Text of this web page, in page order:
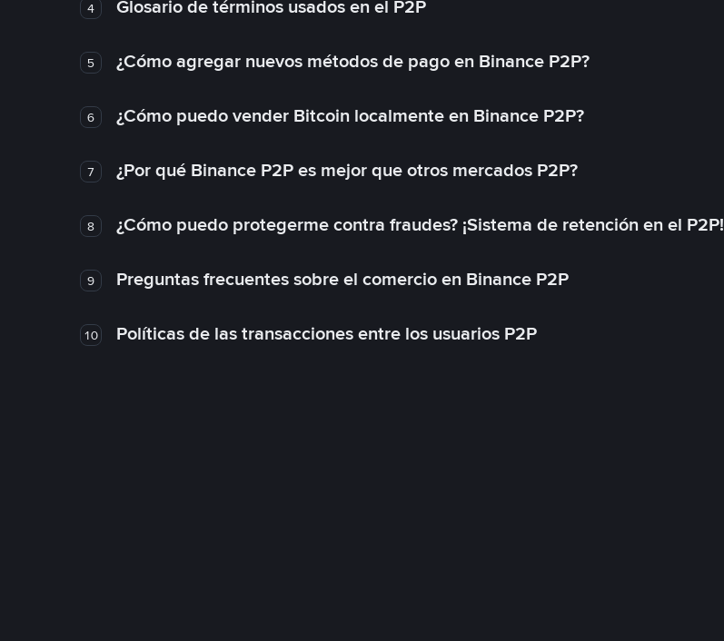
4 Glosario de términos usados en el P2P
5 ¿Cómo agregar nuevos métodos de pago en Binance P2P?
6 ¿Cómo puedo vender Bitcoin localmente en Binance P2P?
7 ¿Por qué Binance P2P es mejor que otros mercados P2P?
8 ¿Cómo puedo protegerme contra fraudes? ¡Sistema de retención en el P2P!
9 Preguntas frecuentes sobre el comercio en Binance P2P
10 Políticas de las transacciones entre los usuarios P2P